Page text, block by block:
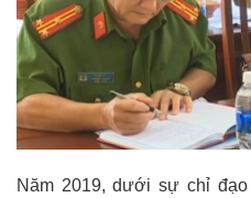
Năm 2019, dưới sự chỉ